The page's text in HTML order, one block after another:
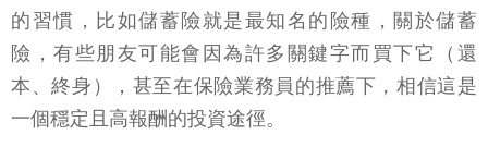
的習慣，比如儲蓄險就是最知名的險種，關於儲蓄
險，有些朋友可能會因為許多關鍵字而買下它（還
本、終身），甚至在保險業務員的推薦下，相信這是
一個穩定且高報酬的投資途徑。